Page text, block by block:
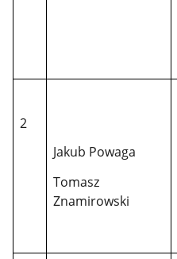
2
Jakub Powaga
Tomasz
Znamirowski